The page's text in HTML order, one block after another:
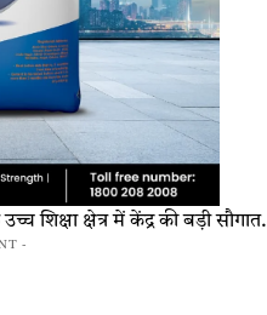
शिक्षा क्षेत्र में केंद्र की बड़ी सौगात.
-